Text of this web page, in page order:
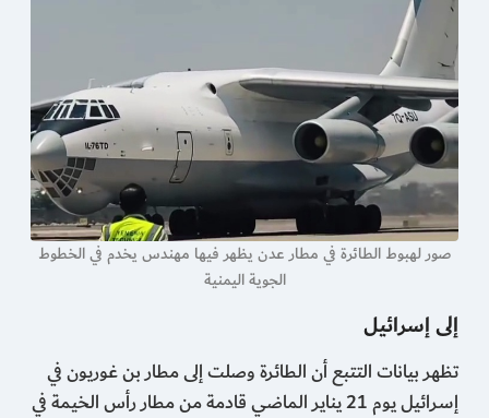
صور لهبوط الطائرة في مطار عدن يظهر فيها مهندس يخدم في الخطوط
الجوية اليمنية
إلى إسرائيل
تظهر بيانات التتبع أن الطائرة وصلت إلى مطار بن غوريون في
إسرائيل يوم 21 يناير الماضي قادمة من مطار رأس الخيمة في